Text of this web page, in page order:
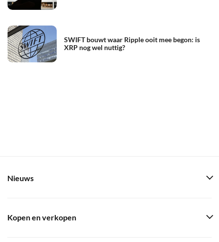
SWIFT bouwt waar Ripple ooit mee begon: is
XRP nog wel nuttig?
Nieuws
Kopen en verkopen